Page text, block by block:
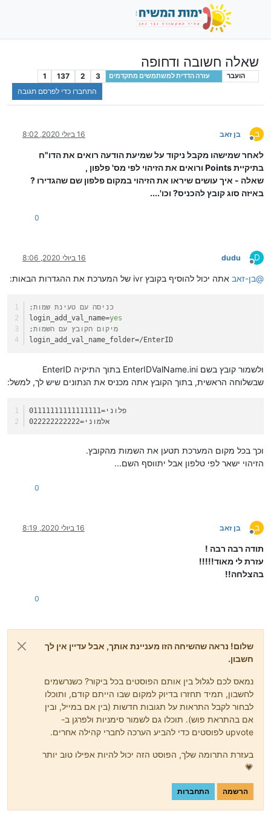
שאלה חשובה ודחופה
הועבר עזרה הדדית למשתמשים מתקדמים 3
2
137
1
התחברו כדי לפרסם תגובה
ב
מנותק
בן זאב 16 ביולי 2020, 8:02
לאחר שמישהו מקבל ניקוד על שמיעת הודעה רואים את הדו"ח
בתיקיית Points ורואים את הזיהוי לפי מס' פלפון ,
שאלה - איך עושים שיראו את הזיהוי במקום פלפון שם שהגדירו ?
באיזה סוג קובץ להכניס? וכו'....
0
D
מנותק
dudu 16 ביולי 2020, 8:06
@בן-זאב אתה יכול להוסיף בקובץ ivr של המערכת את ההגדרות הבאות:
;כניסה עם טעינת שמות
login_add_val_name=yes
;מיקום הקובץ עם השמות
login_add_val_name_folder=/EnterID
ולשמור קובץ בשם EnterIDValName.ini בתוך התיקיה EnterID
שבשלוחה הראשית, בתוך הקובץ אתה מכניס את הנתונים שיש לך, למשל:
01111111111111111
=פלוני
022222222222
=אלמוני
וכך בכל מקום המערכת תטען את השמות מהקובץ.
הזיהוי ישאר לפי טלפון אבל יתווסף השם...
0
ב
מנותק
בן זאב 16 ביולי 2020, 8:19
תודה רבה רבה !
עזרת לי מאוד!!!!!
בהצלחה!!
0
שלום! נראה שהשיחה הזו מעניינת אותך, אבל עדיין אין לך
חשבון.
נמאס לכם לגלול בין אותם הפוסטים בכל ביקור? כשנרשמים
לחשבון, תמיד תחזרו בדיוק למקום שבו הייתם קודם, ותוכלו
לבחור לקבל התראות על תגובות חדשות (בין אם במייל, ובין
אם בהתראת פוש). תוכלו גם לשמור סימניות ולפרגן ב-
upvote לפוסטים כדי להביע הערכה לחברי קהילה אחרים.
בעזרת התרומה שלך, הפוסט הזה יכול להיות אפילו טוב יותר
💗
הרשמה התחברות